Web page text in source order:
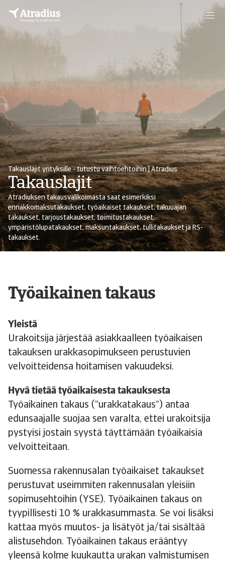
Takauslajit yrityksille - tutustu vaihtoehtoihin | Atradius
Takauslajit
Atradiuksen takausvalikoimasta saat esimerkiksi
ennakkomaksutakaukset, työaikaiset takaukset, takuuajan
takaukset, tarjoustakaukset, toimitustakaukset,
ympäristölupatakaukset, maksuntakaukset, tullitakaukset ja RS-
takaukset.
Työaikainen takaus
Yleistä
Urakoitsija järjestää asiakkaalleen työaikaisen
takauksen urakkasopimukseen perustuvien
velvoitteidensa hoitamisen vakuudeksi.
Hyvä tietää työaikaisesta takauksesta
Työaikainen takaus (”urakkatakaus”) antaa
edunsaajalle suojaa sen varalta, ettei urakoitsija
pystyisi jostain syystä täyttämään työaikaisia
velvoitteitaan.
Suomessa rakennusalan työaikaiset takaukset
perustuvat useimmiten rakennusalan yleisiin
sopimusehtoihin (YSE). Työaikainen takaus on
tyypillisesti 10 % urakkasummasta. Se voi lisäksi
kattaa myös muutos- ja lisätyöt ja/tai sisältää
alistusehdon. Työaikainen takaus erääntyy
yleensä kolme kuukautta urakan valmistumisen